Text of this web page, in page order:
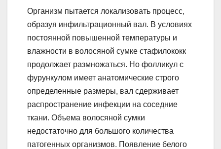
Организм пытается локализовать процесс,
образуя инфильтрационный вал. В условиях
постоянной повышенной температуры и
влажности в волосяной сумке стафилококк
продолжает размножаться. Но фолликул с
фурункулом имеет анатомические строго
определенные размеры, вал сдерживает
распространение инфекции на соседние
ткани. Объема волосяной сумки
недостаточно для большого количества
патогенных организмов. Появление белого